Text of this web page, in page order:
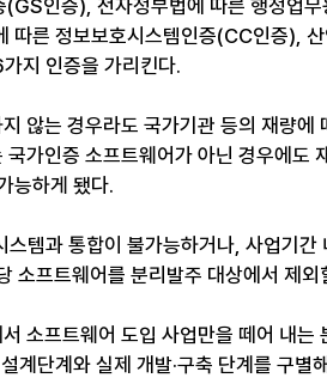
인증), 전자정부법에 따른 행정업무
따른 정보보호시스템인증(CC인증),
지 인증을 가리킨다.
않는 경우라도 국가기관 등의 재량에
가인증 소프트웨어가 아닌 경우에도
능하게 됐다.
템과 통합이 불가능하거나, 사업기간
소프트웨어를 분리발주 대상에서 제외
소프트웨어 도입 사업만을 떼어 내는
계단계와 실제 개발·구축 단계를 구별